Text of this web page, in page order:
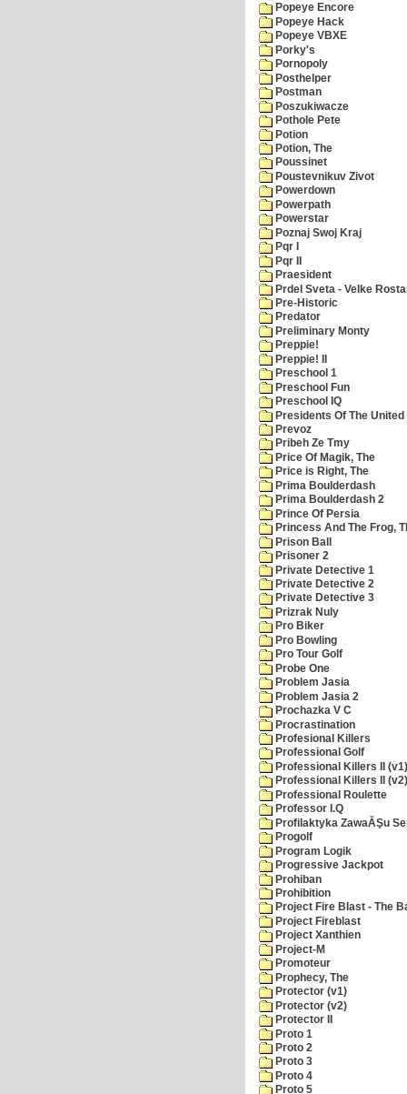
Popeye Encore
Popeye Hack
Popeye VBXE
Porky's
Pornopoly
Posthelper
Postman
Poszukiwacze
Pothole Pete
Potion
Potion, The
Poussinet
Poustevnikuv Zivot
Powerdown
Powerpath
Powerstar
Poznaj Swoj Kraj
Pqr I
Pqr II
Praesident
Prdel Sveta - Velke
Pre-Historic
Predator
Preliminary Monty
Preppie!
Preppie! II
Preschool 1
Preschool Fun
Preschool IQ
Presidents Of The
Prevoz
Pribeh Ze Tmy
Price Of Magik, The
Price is Right, The
Prima Boulderdash
Prima Boulderdash 2
Prince Of Persia
Princess And The Frog,
Prison Ball
Prisoner 2
Private Detective 1
Private Detective 2
Private Detective 3
Prizrak Nuly
Pro Biker
Pro Bowling
Pro Tour Golf
Probe One
Problem Jasia
Problem Jasia 2
Prochazka V C
Procrastination
Profesional Killers
Professional Golf
Professional Killers II (v1)
Professional Killers II (v2)
Professional Roulette
Professor I.Q
Profilaktyka ZawaĂŞu
Progolf
Program Logik
Progressive Jackpot
Prohiban
Prohibition
Project Fire Blast - The
Project Fireblast
Project Xanthien
Project-M
Promoteur
Prophecy, The
Protector (v1)
Protector (v2)
Protector II
Proto 1
Proto 2
Proto 3
Proto 4
Proto 5